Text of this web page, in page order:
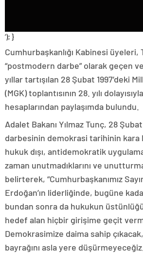
‘); }
Cumhurbaşkanlığı Kabinesi
“postmodern darbe” olarak geçen
yıllar tartışılan 28 Şubat 1997’deki
(MGK) toplantısının 28. yılı
hesaplarından paylaşımda bulundu.
Adalet Bakanı Yılmaz Tunç, 28
darbesinin demokrasi tarihinin kara
hukuk dışı, antidemokratik
zaman unutmadıklarını ve
belirterek, “Cumhurbaşkanımız
Erdoğan’ın liderliğinde, bugüne
bundan sonra da hukukun
hedef alan hiçbir girişime geçit
Demokrasimize daima sahip
bayrağını asla yere